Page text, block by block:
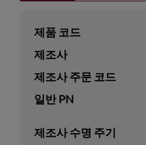
제품 코드
제조사
제조사 주문 코드
일반 PN
제조사 수명 주기